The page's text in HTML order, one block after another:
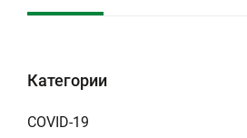
Категории
COVID-19